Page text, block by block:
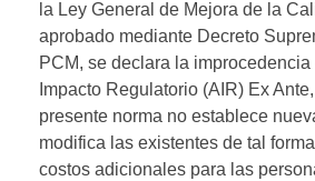
la Ley General de Mejora de la
aprobado mediante Decreto
PCM, se declara la
Impacto Regulatorio (AIR) Ex
presente norma no establece
modifica las existentes de tal
costos adicionales para las